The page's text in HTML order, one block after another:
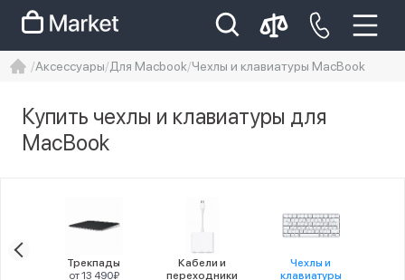
Iphone 14 pro max
айфон 14
Аксессуары Для Macbook Чехлы и клавиатуры MacBook
Купить чехлы и клавиатуры для
MacBook
Трекпады
от 13 490₽
Кабели и
переходники
Чехлы и
клавиатуры